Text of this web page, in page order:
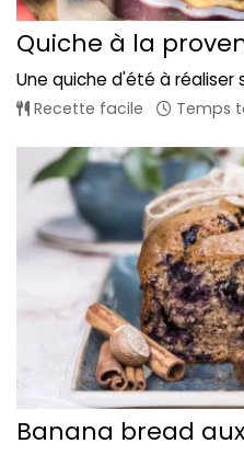
Quiche à la
Une quiche d'été à réaliser
Recette facile Temps
Banana bread